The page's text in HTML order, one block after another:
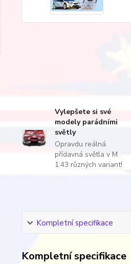
Vylepšete si své
modely parádními
světly
Opravdu reálná
přídavná světla v M
1:43 různých variant!
Kompletní specifikace
Kompletní specifikace